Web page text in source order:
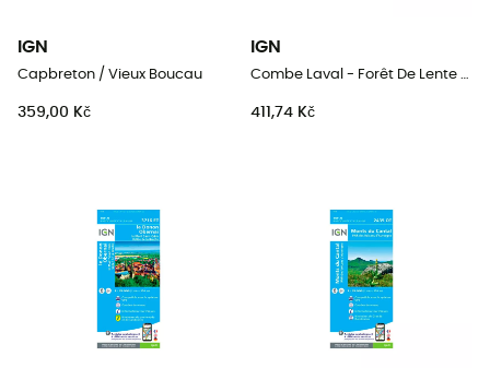
IGN
Capbreton / Vieux Boucau
359,00 Kč
IGN
Combe Laval - Forêt De Lente / Pnr Du Vercors
411,74 Kč